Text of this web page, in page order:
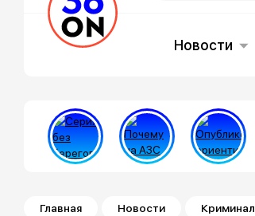
Новости
Строка навигации
Главная Новости Криминал